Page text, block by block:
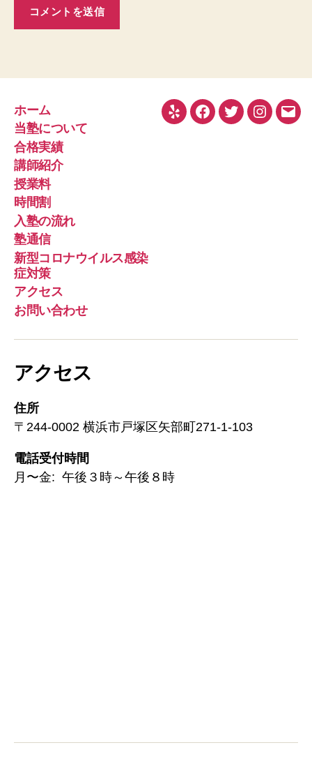
ホーム
当塾について
合格実績
講師紹介
授業料
時間割
入塾の流れ
塾通信
新型コロナウイルス感染
症対策
アクセス
お問い合わせ
Yelp Facebook
Twitter
メ
アクセス
住所
〒244-0002 横浜市戸塚区矢部町271-1-103
電話受付時間
月〜金: 午後３時～午後８時